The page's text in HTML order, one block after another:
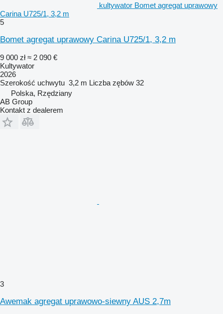
kultywator Bomet agregat uprawowy
Carina U725/1, 3,2 m
5
Bomet agregat uprawowy Carina U725/1, 3,2 m
9 000 zł ≈ 2 090 €
Kultywator
2026
Szerokość uchwytu 3,2 m Liczba zębów 32
Polska, Rzędziany
AB Group
Kontakt z dealerem
3
Awemak agregat uprawowo-siewny AUS 2,7m